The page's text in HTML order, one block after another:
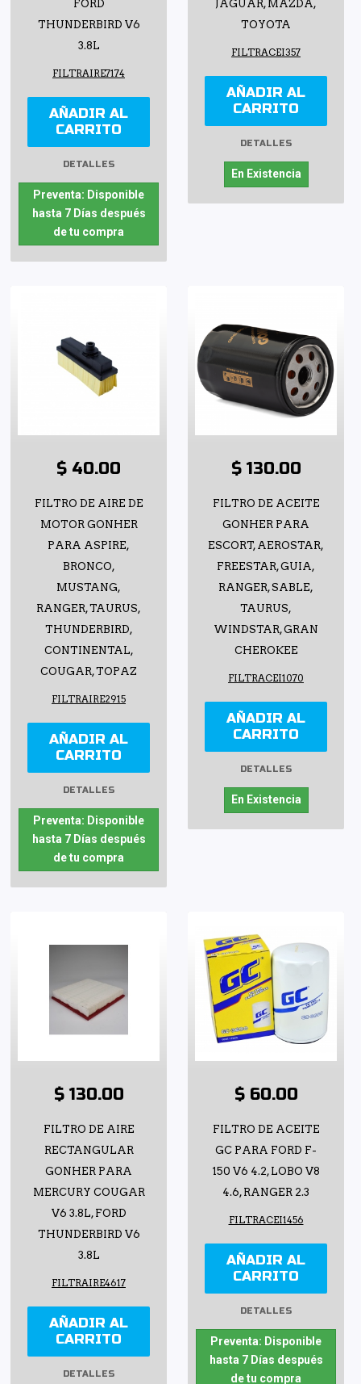
FORD
THUNDERBIRD V6
3.8L
FILTRAIRE7174
AÑADIR AL
CARRITO
DETALLES
Preventa: Disponible
hasta 7 Días después
de tu compra
JAGUAR, MAZDA,
TOYOTA
FILTRACEI357
AÑADIR AL
CARRITO
DETALLES
En Existencia
$ 40.00
FILTRO DE AIRE DE
MOTOR GONHER
PARA ASPIRE,
BRONCO,
MUSTANG,
RANGER, TAURUS,
THUNDERBIRD,
CONTINENTAL,
COUGAR, TOPAZ
FILTRAIRE2915
AÑADIR AL
CARRITO
DETALLES
Preventa: Disponible
hasta 7 Días después
de tu compra
$ 130.00
FILTRO DE ACEITE
GONHER PARA
ESCORT, AEROSTAR,
FREESTAR, GUIA,
RANGER, SABLE,
TAURUS,
WINDSTAR, GRAN
CHEROKEE
FILTRACEI1070
AÑADIR AL
CARRITO
DETALLES
En Existencia
$ 130.00
FILTRO DE AIRE
RECTANGULAR
GONHER PARA
MERCURY COUGAR
V6 3.8L, FORD
THUNDERBIRD V6
3.8L
FILTRAIRE4617
AÑADIR AL
CARRITO
DETALLES
$ 60.00
FILTRO DE ACEITE
GC PARA FORD F-
150 V6 4.2, LOBO V8
4.6, RANGER 2.3
FILTRACEI1456
AÑADIR AL
CARRITO
DETALLES
Preventa: Disponible
hasta 7 Días después
de tu compra